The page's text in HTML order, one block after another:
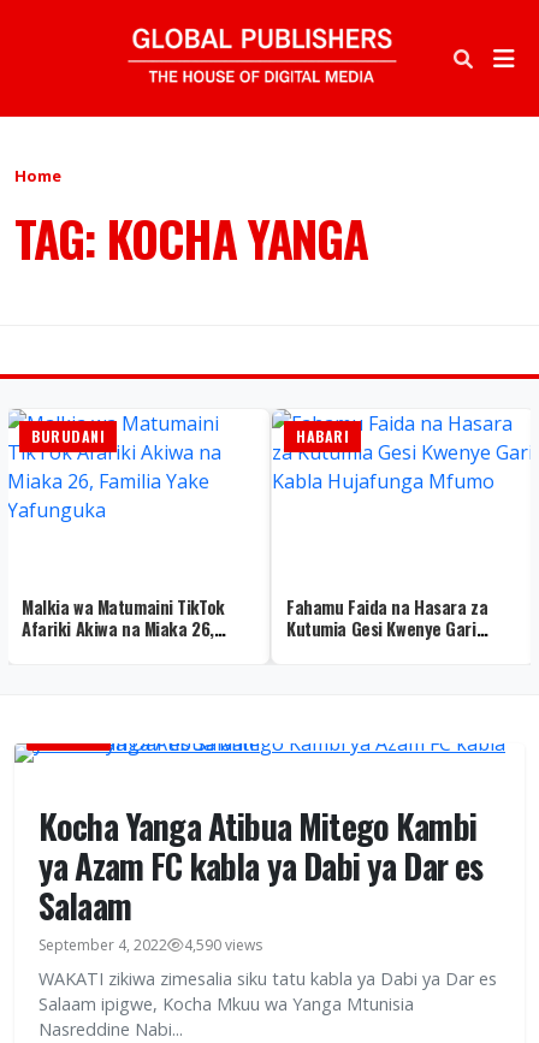
Home
TAG: KOCHA YANGA
HABARI
Fahamu Faida na Hasara za
Kutumia Gesi Kwenye Gari
HABARI
Rais Samia na Museveni
Washuhudia Makubaliano ya
Kocha Yanga Atibua Mitego Kambi
ya Azam FC kabla ya Dabi ya Dar es
Salaam
September 4, 2022 4,590 views
WAKATI zikiwa zimesalia siku tatu kabla ya Dabi ya Dar es
Salaam ipigwe, Kocha Mkuu wa Yanga Mtunisia
Nasreddine Nabi...